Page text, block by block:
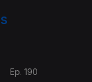
Ep. 190